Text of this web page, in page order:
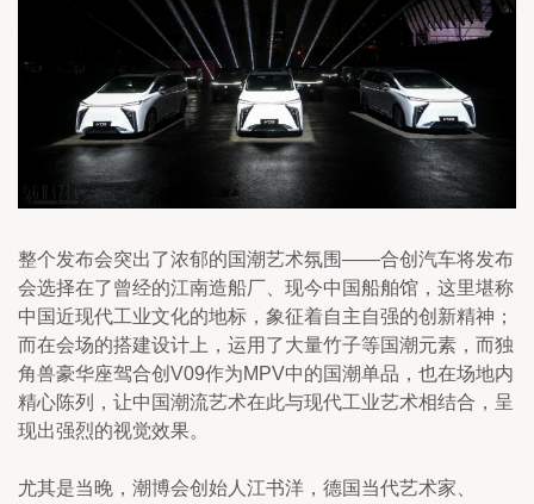
整个发布会突出了浓郁的国潮艺术氛围——合创汽车将发布
会选择在了曾经的江南造船厂、现今中国船舶馆，这里堪称
中国近现代工业文化的地标，象征着自主自强的创新精神；
而在会场的搭建设计上，运用了大量竹子等国潮元素，而独
角兽豪华座驾合创V09作为MPV中的国潮单品，也在场地内
精心陈列，让中国潮流艺术在此与现代工业艺术相结合，呈
现出强烈的视觉效果。
尤其是当晚，潮博会创始人江书洋，德国当代艺术家、